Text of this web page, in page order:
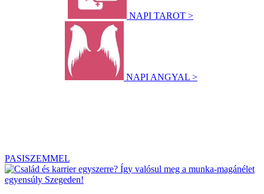
NAPI TAROT >
NAPI ANGYAL >
PASISZEMMEL